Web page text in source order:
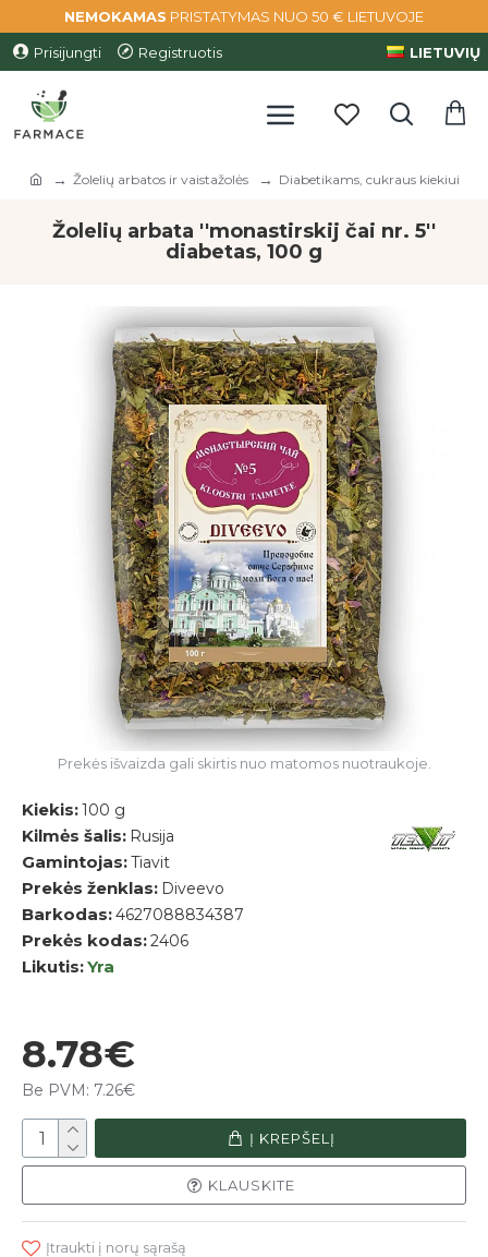
NEMOKAMAS PRISTATYMAS NUO 50 € LIETUVOJE
Prisijungti Registruotis LIETUVIŲ
Žolelių arbatos ir vaistažolės Diabetikams, cukraus kiekiui
Žolelių arbata ''monastirskij čai nr. 5''
diabetas, 100 g
Prekės išvaizda gali skirtis nuo matomos nuotraukoje.
Kiekis:100 g
Kilmės šalis: Rusija
Gamintojas:Tiavit
Prekės ženklas: Diveevo
Barkodas:4627088834387
Prekės kodas:2406
Likutis:Yra
8.78€
Be PVM: 7.26€
Į KREPŠELĮ
KLAUSKITE
Įtraukti į norų sąrašą